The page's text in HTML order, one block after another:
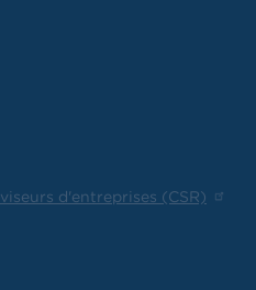
d'entreprises (CSR)